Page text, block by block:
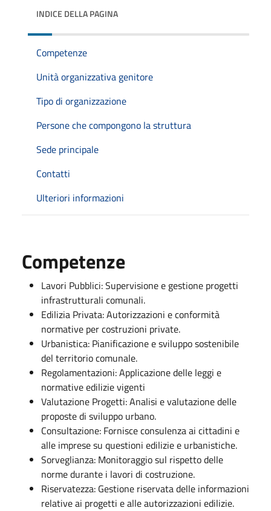
INDICE DELLA PAGINA
Competenze
Unità organizzativa genitore
Tipo di organizzazione
Persone che compongono la struttura
Sede principale
Contatti
Ulteriori informazioni
Competenze
Lavori Pubblici: Supervisione e gestione progetti
infrastrutturali comunali.
Edilizia Privata: Autorizzazioni e conformità
normative per costruzioni private.
Urbanistica: Pianificazione e sviluppo sostenibile
del territorio comunale.
Regolamentazioni: Applicazione delle leggi e
normative edilizie vigenti
Valutazione Progetti: Analisi e valutazione delle
proposte di sviluppo urbano.
Consultazione: Fornisce consulenza ai cittadini e
alle imprese su questioni edilizie e urbanistiche.
Sorveglianza: Monitoraggio sul rispetto delle
norme durante i lavori di costruzione.
Riservatezza: Gestione riservata delle informazioni
relative ai progetti e alle autorizzazioni edilizie.